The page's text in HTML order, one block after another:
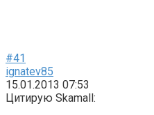
#41
ignatev85
15.01.2013 07:53
Цитирую Skamall: